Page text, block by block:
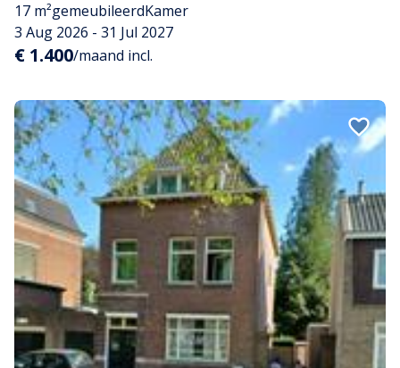
17 m²gemeubileerdKamer
3 Aug 2026 - 31 Jul 2027
€ 1.400/maand incl.